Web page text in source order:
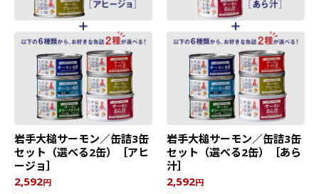
岩手大槌サーモン／缶詰3缶
セット（選べる2缶）［アヒ
ージョ］
2,592円
岩手大槌サーモン／缶詰3缶
セット（選べる2缶）［あら
汁］
2,592円